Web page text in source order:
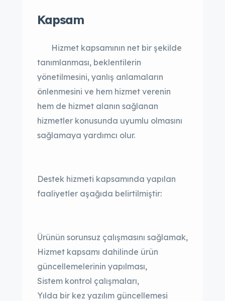
Kapsam
Hizmet kapsamının net bir şekilde
tanımlanması, beklentilerin
yönetilmesini, yanlış anlamaların
önlenmesini ve hem hizmet verenin
hem de hizmet alanın sağlanan
hizmetler konusunda uyumlu olmasını
sağlamaya yardımcı olur.
Destek hizmeti kapsamında yapılan
faaliyetler aşağıda belirtilmiştir:
Ürünün sorunsuz çalışmasını sağlamak,
Hizmet kapsamı dahilinde ürün
güncellemelerinin yapılması,
Sistem kontrol çalışmaları,
Yılda bir kez yazılım güncellemesi